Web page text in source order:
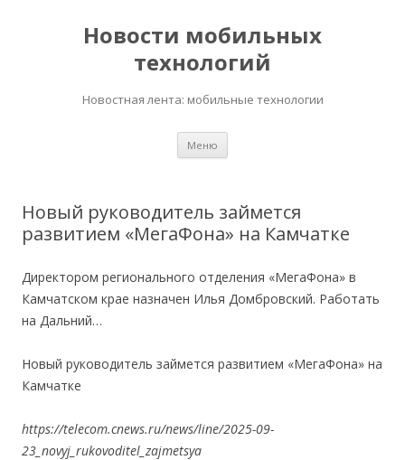
Новости мобильных
технологий
Новостная лента: мобильные технологии
Меню
Новый руководитель займется
развитием «МегаФона» на Камчатке
Директором регионального отделения «МегаФона» в
Камчатском крае назначен Илья Домбровский. Работать
на Дальний…
Новый руководитель займется развитием «МегаФона» на
Камчатке
https://telecom.cnews.ru/news/line/2025-09-
23_novyj_rukovoditel_zajmetsya